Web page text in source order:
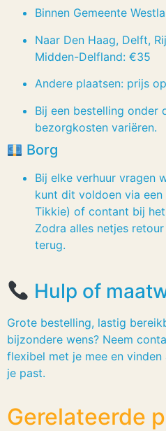
Binnen Gemeente
Naar Den Haag, Delft,
Midden-Delfland: €35
Andere plaatsen: prijs
Bij een bestelling onder
bezorgkosten variëren.
Borg
Bij elke verhuur vragen
kunt dit voldoen via
Tikkie) of contant bij
Zodra alles netjes
terug.
Hulp of
Grote bestelling, lastig
bijzondere wens? Neem
flexibel met je mee en
je past.
Gerelateerde